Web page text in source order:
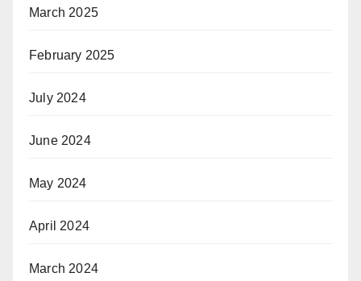
March 2025
February 2025
July 2024
June 2024
May 2024
April 2024
March 2024